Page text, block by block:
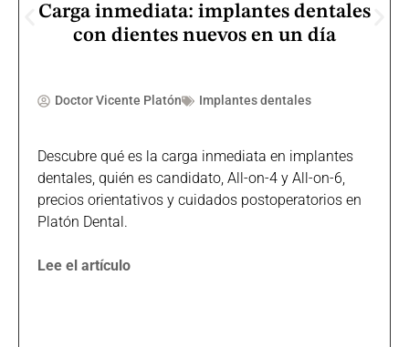
Carga inmediata: implantes dentales
con dientes nuevos en un día
Doctor Vicente Platón Implantes dentales
Descubre qué es la carga inmediata en implantes
dentales, quién es candidato, All-on-4 y All-on-6,
precios orientativos y cuidados postoperatorios en
Platón Dental.
Lee el artículo